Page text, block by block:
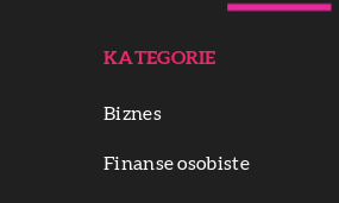
KATEGORIE
Biznes
Finanse osobiste